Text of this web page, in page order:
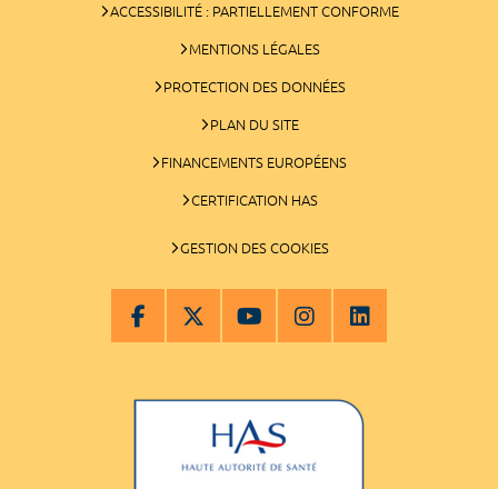
ACCESSIBILITÉ : PARTIELLEMENT CONFORME
MENTIONS LÉGALES
PROTECTION DES DONNÉES
PLAN DU SITE
FINANCEMENTS EUROPÉENS
CERTIFICATION HAS
GESTION DES COOKIES